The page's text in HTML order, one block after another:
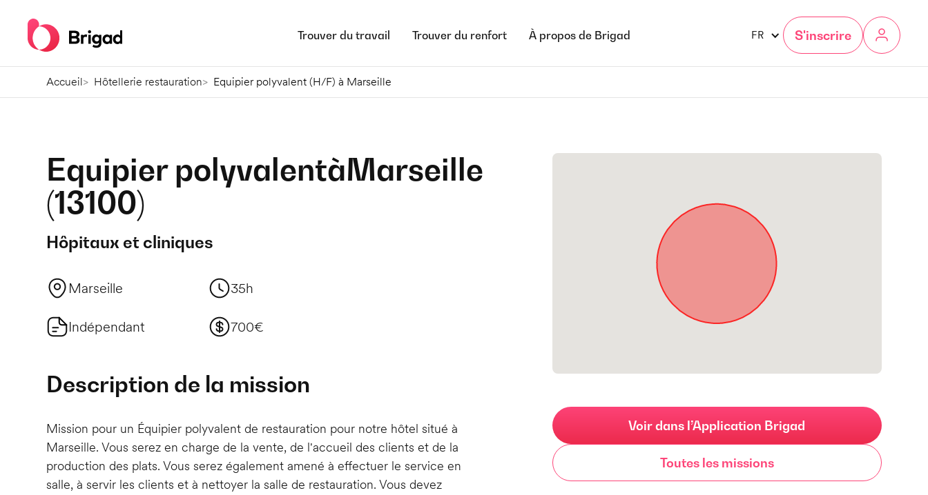
Trouver du travail Trouver du renfort À propos de Brigad FR S'inscrire
Accueil Hôtellerie restauration Equipier polyvalent (H/F) à Marseille
Equipier polyvalentàMarseille
(13100)
Hôpitaux et cliniques
Marseille 35h
Indépendant 700€
Description de la mission
Mission pour un Équipier polyvalent de restauration pour notre hôtel situé à
Marseille. Vous serez en charge de la vente, de l'accueil des clients et de la
production des plats. Vous serez également amené à effectuer le service en
salle, à servir les clients et à nettoyer la salle de restauration. Vous devez
Voir dans l’Application Brigad
Toutes les missions